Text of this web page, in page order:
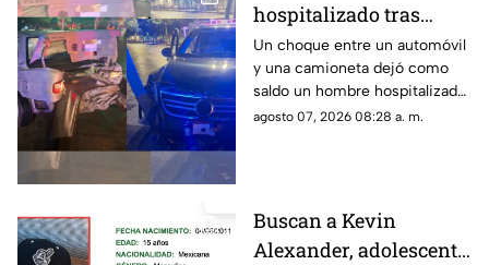
hospitalizado tras
fuerte choque en
Zitácuaro; menor sufre
crisis de ansiedad
Un choque entre un automóvil
y una camioneta dejó como
saldo un hombre hospitalizado
y un menor con crisis de
del Cañonazo, en Zitácuaro.
agosto 07, 2026 08:28 a. m.
Buscan a Kevin
Alexander, adolescente